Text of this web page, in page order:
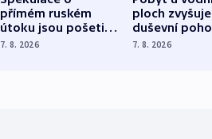
přímém ruském
útoku jsou pošetilé,
míní estonský
7. 8. 2026
ploch zvyšuje
duševní
ukázala
7. 8. 2026